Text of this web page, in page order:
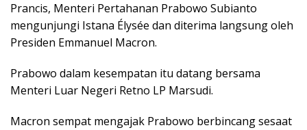
Prancis, Menteri Pertahanan Prabowo Subianto
mengunjungi Istana Élysée dan diterima langsung oleh
Presiden Emmanuel Macron.
Prabowo dalam kesempatan itu datang bersama
Menteri Luar Negeri Retno LP Marsudi.
Macron sempat mengajak Prabowo berbincang sesaat